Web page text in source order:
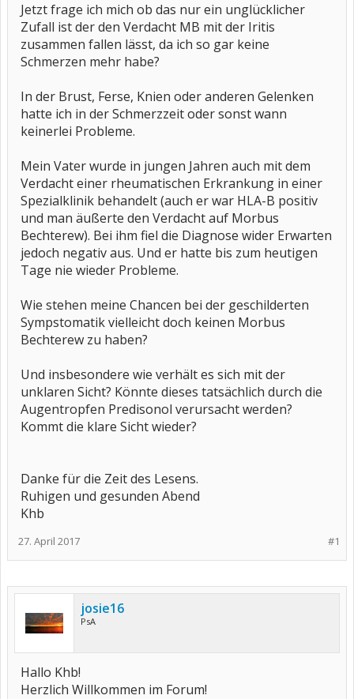
Jetzt frage ich mich ob das nur ein unglücklicher
Zufall ist der den Verdacht MB mit der Iritis
zusammen fallen lässt, da ich so gar keine
Schmerzen mehr habe?
In der Brust, Ferse, Knien oder anderen Gelenken
hatte ich in der Schmerzzeit oder sonst wann
keinerlei Probleme.
Mein Vater wurde in jungen Jahren auch mit dem
Verdacht einer rheumatischen Erkrankung in einer
Spezialklinik behandelt (auch er war HLA-B positiv
und man äußerte den Verdacht auf Morbus
Bechterew). Bei ihm fiel die Diagnose wider Erwarten
jedoch negativ aus. Und er hatte bis zum heutigen
Tage nie wieder Probleme.
Wie stehen meine Chancen bei der geschilderten
Sympstomatik vielleicht doch keinen Morbus
Bechterew zu haben?
Und insbesondere wie verhält es sich mit der
unklaren Sicht? Könnte dieses tatsächlich durch die
Augentropfen Predisonol verursacht werden?
Kommt die klare Sicht wieder?
Danke für die Zeit des Lesens.
Ruhigen und gesunden Abend
Khb
#1
27. April 2017
josie16
PsA
Hallo Khb!
Herzlich Willkommen im Forum!